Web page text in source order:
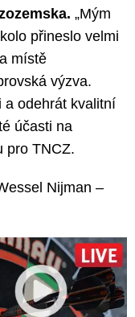
„Mým
přineslo velmi
místě
výzva.
a odehrát kvalitní
účasti na
pro TNCZ.
Nijman –